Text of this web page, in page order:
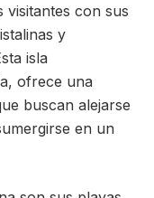
visitantes con sus
y
isla
ofrece una
buscan alejarse
en un